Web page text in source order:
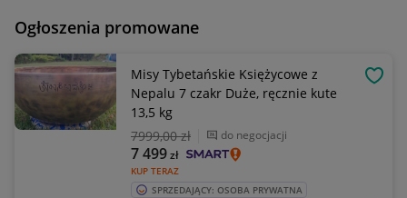
Ogłoszenia promowane
Misy Tybetańskie Księżycowe z
Nepalu 7 czakr Duże, ręcznie kute
13,5 kg
7999,00 zł do negocjacji
KUP TERAZ
7 499zł
SPRZEDAJĄCY: OSOBA PRYWATNA